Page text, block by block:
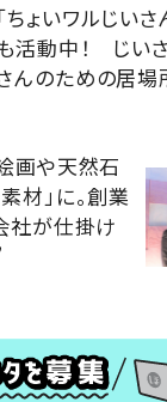
「ちょいワルじい
活動中！ じい
んのための居場
画や天然石
材」に。創業
社が仕掛け